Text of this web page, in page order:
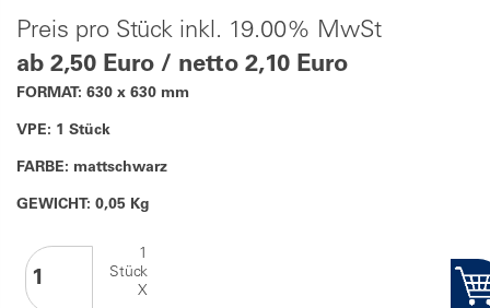
Preis pro Stück inkl. 19.00% MwSt
ab 2,50 Euro / netto 2,10 Euro
FORMAT: 630 x 630 mm
VPE: 1 Stück
FARBE: mattschwarz
GEWICHT: 0,05 Kg
1
Stück
X